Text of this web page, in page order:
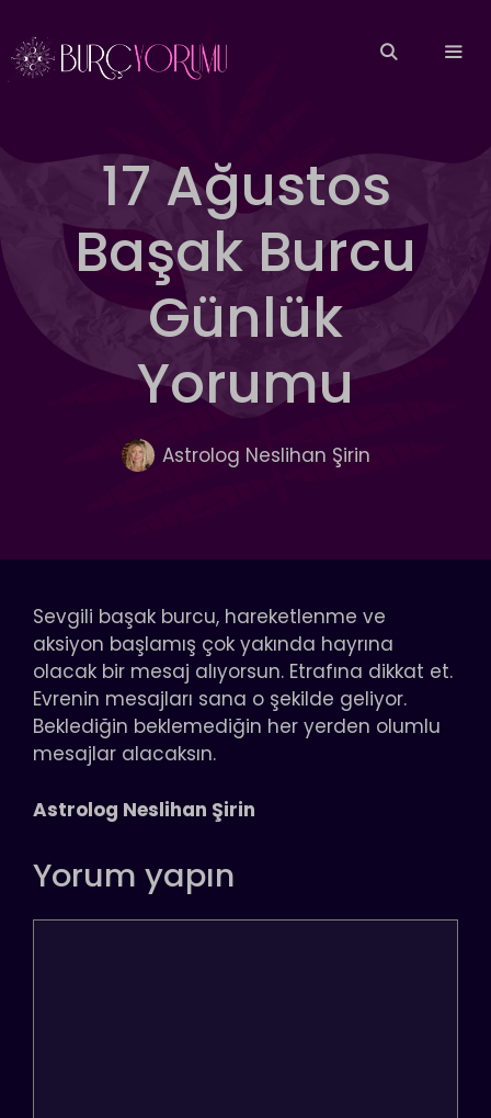
atla
17 Ağustos
Başak Burcu
Günlük
Yorumu
Astrolog Neslihan Şirin
Sevgili başak burcu, hareketlenme ve
aksiyon başlamış çok yakında hayrına
olacak bir mesaj alıyorsun. Etrafına dikkat et.
Evrenin mesajları sana o şekilde geliyor.
Beklediğin beklemediğin her yerden olumlu
mesajlar alacaksın.
Astrolog Neslihan Şirin
Yorum yapın